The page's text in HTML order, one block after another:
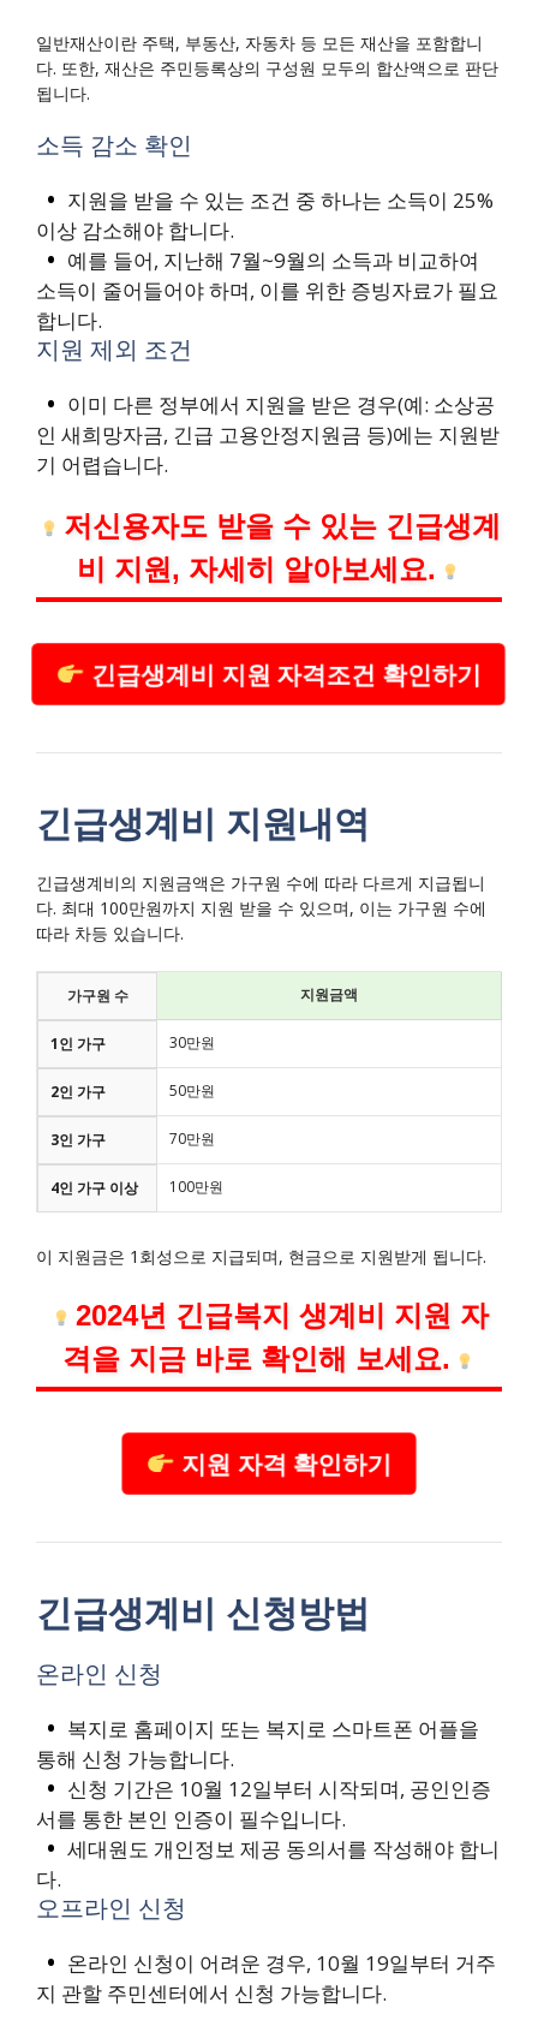
일반재산이란 주택, 부동산, 자동차 등 모든 재산을 포함합니
다. 또한, 재산은 주민등록상의 구성원 모두의 합산액으로 판단
됩니다.
소득 감소 확인
지원을 받을 수 있는 조건 중 하나는 소득이 25%
이상 감소해야 합니다.
예를 들어, 지난해 7월~9월의 소득과 비교하여
소득이 줄어들어야 하며, 이를 위한 증빙자료가 필요
합니다.
지원 제외 조건
이미 다른 정부에서 지원을 받은 경우(예: 소상공
인 새희망자금, 긴급 고용안정지원금 등)에는 지원받
기 어렵습니다.
저신용자도 받을 수 있는 긴급생계
비 지원, 자세히 알아보세요.
긴급생계비 지원 자격조건 확인하기
긴급생계비 지원내역
긴급생계비의 지원금액은 가구원 수에 따라 다르게 지급됩니
다. 최대 100만원까지 지원 받을 수 있으며, 이는 가구원 수에
따라 차등 있습니다.
가구원 수 지원금액
1인 가구 30만원
2인 가구 50만원
3인 가구 70만원
4인 가구 이상 100만원
이 지원금은 1회성으로 지급되며, 현금으로 지원받게 됩니다.
2024년 긴급복지 생계비 지원 자
격을 지금 바로 확인해 보세요.
지원 자격 확인하기
긴급생계비 신청방법
온라인 신청
복지로 홈페이지 또는 복지로 스마트폰 어플을
통해 신청 가능합니다.
신청 기간은 10월 12일부터 시작되며, 공인인증
서를 통한 본인 인증이 필수입니다.
세대원도 개인정보 제공 동의서를 작성해야 합니
다.
오프라인 신청
온라인 신청이 어려운 경우, 10월 19일부터 거주
지 관할 주민센터에서 신청 가능합니다.